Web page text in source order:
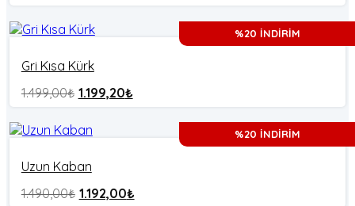
%20 İNDİRİM
Gri Kısa Kürk
1.499,00₺ 1.199,20₺
%20 İNDİRİM
Uzun Kaban
1.490,00₺ 1.192,00₺